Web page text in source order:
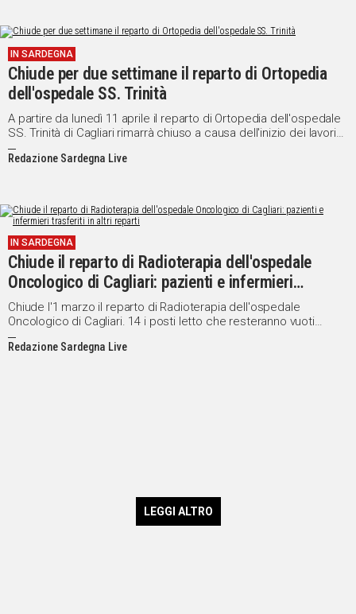
IN SARDEGNA
Chiude per due settimane il reparto di Ortopedia
dell'ospedale SS. Trinità
A partire da lunedì 11 aprile il reparto di Ortopedia dell'ospedale
SS. Trinità di Cagliari rimarrà chiuso a causa dell'inizio dei lavori
di manutenzione straordinaria.
Redazione Sardegna Live
IN SARDEGNA
Chiude il reparto di Radioterapia dell'ospedale
Oncologico di Cagliari: pazienti e infermieri
trasferiti in altri reparti
Chiude l'1 marzo il reparto di Radioterapia dell'ospedale
Oncologico di Cagliari. 14 i posti letto che resteranno vuoti
costringendo i pazienti a spostarsi nel reparto di Oncologia.
Redazione Sardegna Live
LEGGI ALTRO